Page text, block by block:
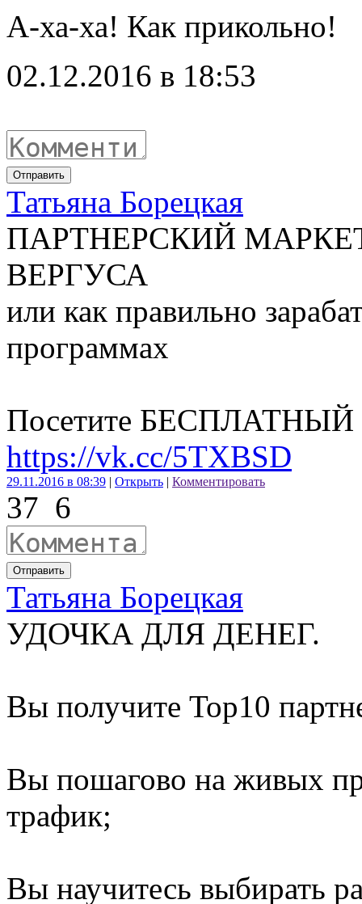
А-ха-ха! Как прикольно!
02.12.2016 в 18:53
Отправить
Татьяна Борецкая
ПАРТНЕРСКИЙ
ВЕРГУСА
или как правильно
программах
Посетите БЕСПЛАТНЫЙ
https://vk.cc/5TXBSD
29.11.2016 в 08:39 | Открыть | Комментировать
37 6
Отправить
Татьяна Борецкая
УДОЧКА ДЛЯ ДЕНЕГ.
Вы получите Top10
Вы пошагово на живых
трафик;
Вы научитесь выбирать